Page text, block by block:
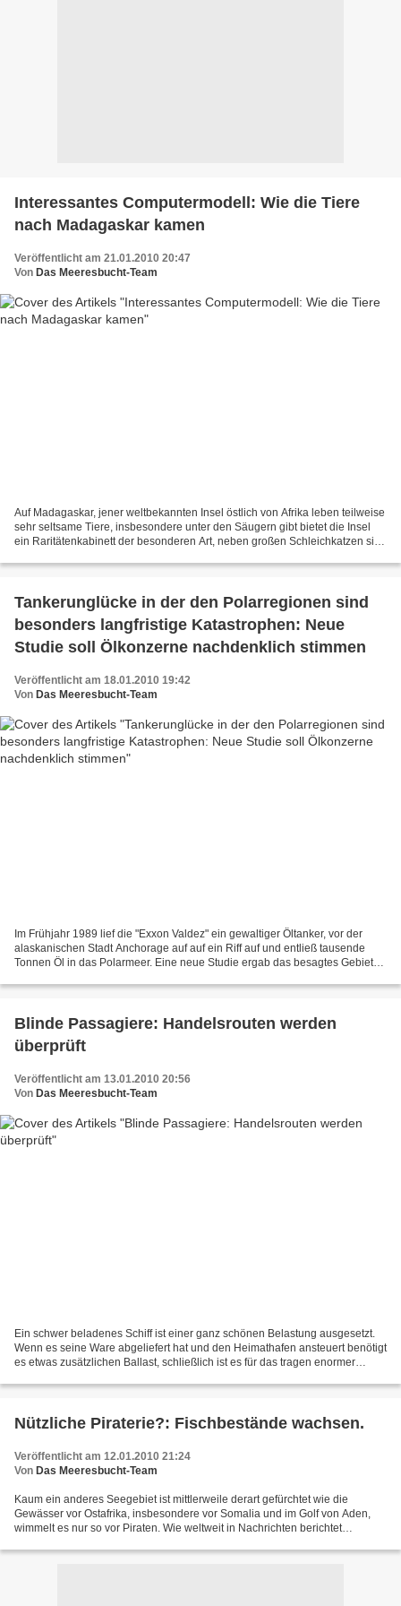
Interessantes Computermodell: Wie die Tiere
nach Madagaskar kamen
Veröffentlicht am 21.01.2010 20:47
Von Das Meeresbucht-Team
Auf Madagaskar, jener weltbekannten Insel östlich von Afrika leben teilweise
sehr seltsame Tiere, insbesondere unter den Säugern gibt bietet die Insel
ein Raritätenkabinett der besonderen Art, neben großen Schleichkatzen sind
Tankerunglücke in der den Polarregionen sind
besonders langfristige Katastrophen: Neue
Studie soll Ölkonzerne nachdenklich stimmen
Veröffentlicht am 18.01.2010 19:42
Von Das Meeresbucht-Team
Im Frühjahr 1989 lief die "Exxon Valdez" ein gewaltiger Öltanker, vor der
alaskanischen Stadt Anchorage auf auf ein Riff auf und entließ tausende
Tonnen Öl in das Polarmeer. Eine neue Studie ergab das besagtes Gebiet
Blinde Passagiere: Handelsrouten werden
überprüft
Veröffentlicht am 13.01.2010 20:56
Von Das Meeresbucht-Team
Ein schwer beladenes Schiff ist einer ganz schönen Belastung ausgesetzt.
Wenn es seine Ware abgeliefert hat und den Heimathafen ansteuert benötigt
es etwas zusätzlichen Ballast, schließlich ist es für das tragen enormer
Nützliche Piraterie?: Fischbestände wachsen.
Veröffentlicht am 12.01.2010 21:24
Von Das Meeresbucht-Team
Kaum ein anderes Seegebiet ist mittlerweile derart gefürchtet wie die
Gewässer vor Ostafrika, insbesondere vor Somalia und im Golf von Aden,
wimmelt es nur so vor Piraten. Wie weltweit in Nachrichten berichtet